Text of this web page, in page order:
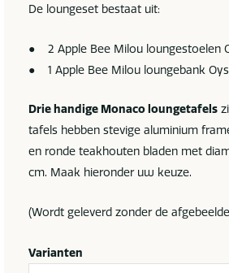
De loungeset bestaat uit:
● 2 Apple Bee Milou loungestoelen
● 1 Apple Bee Milou loungebank
Drie handige Monaco loungetafels
tafels hebben stevige aluminium
en ronde teakhouten bladen met
cm. Maak hieronder uw keuze.
(Wordt geleverd zonder de
Varianten